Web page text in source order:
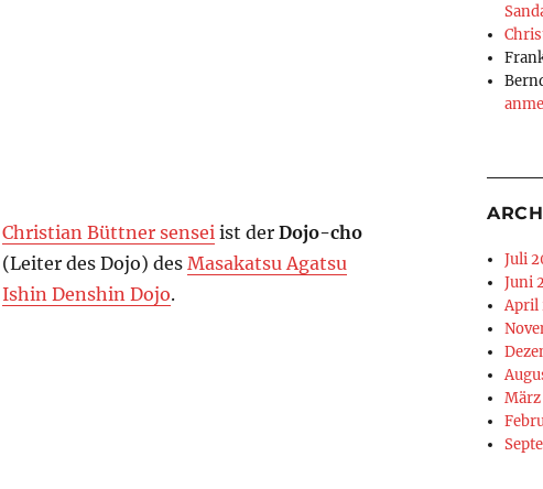
Christian Büttner sensei ist der Dojo-cho
(Leiter des Dojo) des Masakatsu Agatsu
Ishin Denshin Dojo.
Juli
Juni
April